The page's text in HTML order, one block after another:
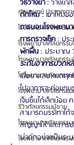
ศัลยแพทย์ ประเทศเก
โรงพยาบาลศัลยกรรม
โรงพยาบาลศัลยกรรม
โรงพยาบาลศัลยกรร
โรงพยาบาลศัลยกรรม
โรงพยาบาลศัลยกรรม
รีวิวศัลยกรรมผู้ชาย
โรงพยาบาลศัลยกรร
โรงพยาบาลศัลยกรร
วิธีวางยา : วางยา
ตัดไหม : เอาไหม
การนอนโรงพยาบ
การตรวจเช็ค : ปร
พักฟื้น : ประมาณ
ระดับอาการปวดห
เมื่อยาสลบหมดฤท
ไปอาการจะค่อยๆ
เจ็บขึ้นได้เล็กน้อย
สามารถบรรเทาไ
สัญญาให้ และการ
ผ่าตัดอย่างเป็นระ